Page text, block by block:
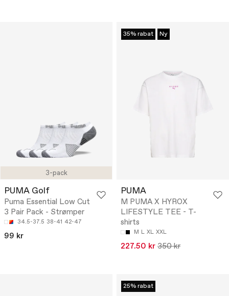
3-pack
PUMA Golf
Puma Essential Low Cut
3 Pair Pack - Strømper
34.5-37.5 38-41 42-47
99 kr
35% rabat Ny
PUMA
M PUMA X HYROX
LIFESTYLE TEE - T-
shirts
M L XL XXL
227.50 kr 350 kr
25% rabat